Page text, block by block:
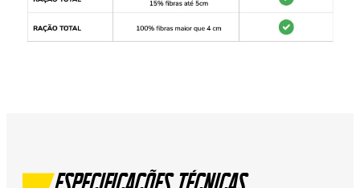
Especificações Técnicas